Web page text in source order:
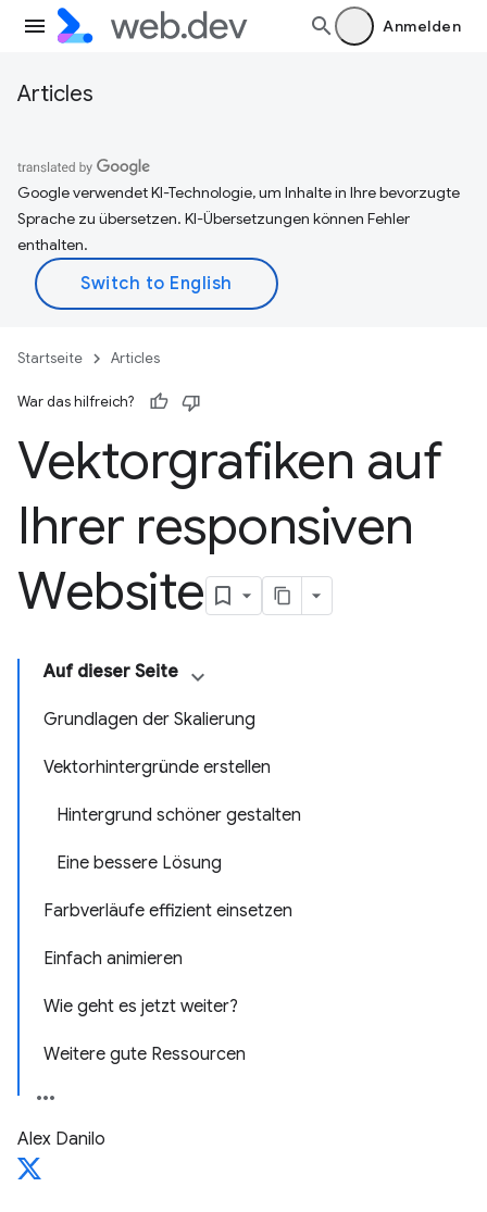
Anmelden
Articles
Google verwendet KI-Technologie, um Inhalte in Ihre bevorzugte
Sprache zu übersetzen. KI-Übersetzungen können Fehler
enthalten.
Startseite Articles
War das hilfreich?
Vektorgrafiken auf
Ihrer responsiven
Website
Auf dieser Seite
Grundlagen der Skalierung
Vektorhintergründe erstellen
Hintergrund schöner gestalten
Eine bessere Lösung
Farbverläufe effizient einsetzen
Einfach animieren
Wie geht es jetzt weiter?
Weitere gute Ressourcen
Alex Danilo